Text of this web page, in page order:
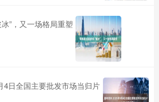
”，又一场格局重塑
4日全国主要批发市场当归片